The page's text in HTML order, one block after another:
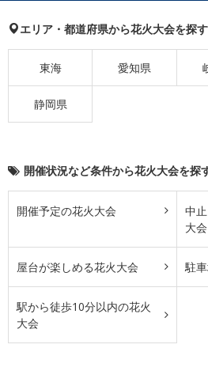
エリア・都道府県から花火大会を探す
東海 愛知県
静岡県
開催状況など条件から花火大会を探
開催予定の花火大会
中
大会
屋台が楽しめる花火大会 駐
駅から徒歩10分以内の花火
大会